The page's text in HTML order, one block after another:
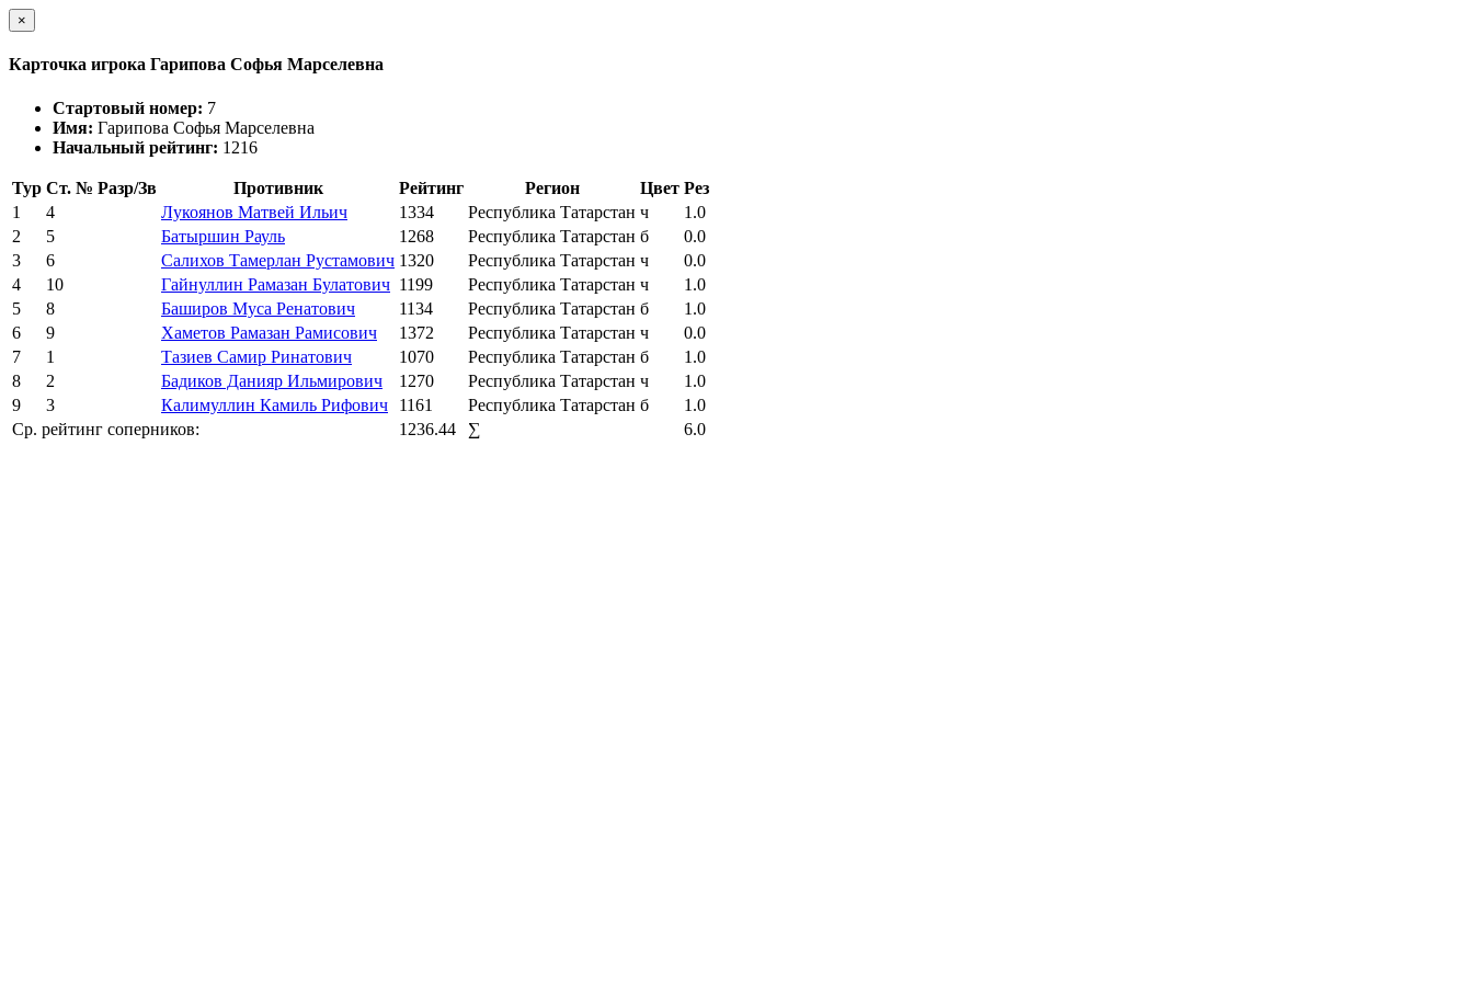
×
Карточка игрока Гарипова Софья Марселевна
Стартовый номер: 7
Имя: Гарипова Софья Марселевна
Начальный рейтинг: 1216
Тур Ст. № Разр/Зв Противник Рейтинг Регион Цвет Рез
1
4 Лукоянов Матвей Ильич 1334 Республика Татарстан ч
1.0
2
5 Батыршин Рауль 1268 Республика Татарстан б
0.0
3
6 Салихов Тамерлан Рустамович 1320 Республика Татарстан ч
0.0
4
10 Гайнуллин Рамазан Булатович 1199 Республика Татарстан ч
1.0
5
8 Баширов Муса Ренатович 1134 Республика Татарстан б
1.0
6
9 Хаметов Рамазан Рамисович 1372 Республика Татарстан ч
0.0
7
1 Тазиев Самир Ринатович 1070 Республика Татарстан б
1.0
8
2 Бадиков Данияр Ильмирович 1270 Республика Татарстан ч
1.0
9
3 Калимуллин Камиль Рифович 1161 Республика Татарстан б
1.0
Ср. рейтинг соперников:
1236.44 ∑ 6.0